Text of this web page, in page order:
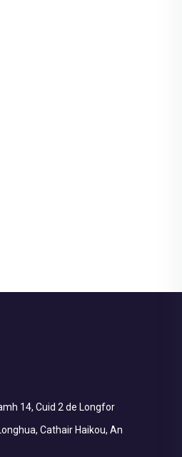
14, Cuid 2 de Longfor
Cathair Haikou, An